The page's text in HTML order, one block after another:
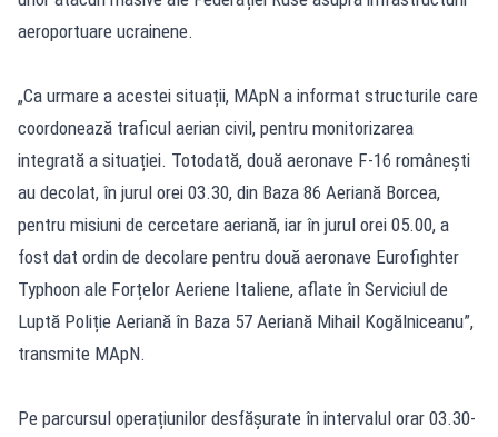
aeroportuare ucrainene.
„Ca urmare a acestei situații, MApN a informat structurile care
coordonează traficul aerian civil, pentru monitorizarea
integrată a situației. Totodată, două aeronave F-16 românești
au decolat, în jurul orei 03.30, din Baza 86 Aeriană Borcea,
pentru misiuni de cercetare aeriană, iar în jurul orei 05.00, a
fost dat ordin de decolare pentru două aeronave Eurofighter
Typhoon ale Forțelor Aeriene Italiene, aflate în Serviciul de
Luptă Poliție Aeriană în Baza 57 Aeriană Mihail Kogălniceanu”,
transmite MApN.
Pe parcursul operațiunilor desfășurate în intervalul orar 03.30-